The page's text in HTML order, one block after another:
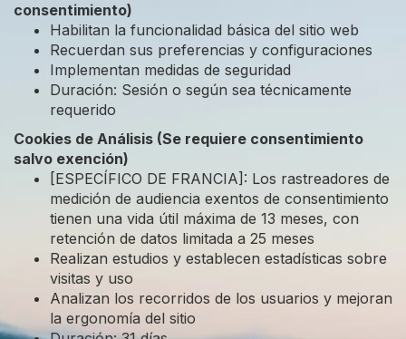
consentimiento)
Habilitan la funcionalidad básica del sitio web
Recuerdan sus preferencias y configuraciones
Implementan medidas de seguridad
Duración: Sesión o según sea técnicamente
requerido
Cookies de Análisis (Se requiere consentimiento
salvo exención)
[ESPECÍFICO DE FRANCIA]: Los rastreadores de
medición de audiencia exentos de consentimiento
tienen una vida útil máxima de 13 meses, con
retención de datos limitada a 25 meses
Realizan estudios y establecen estadísticas sobre
visitas y uso
Analizan los recorridos de los usuarios y mejoran
la ergonomía del sitio